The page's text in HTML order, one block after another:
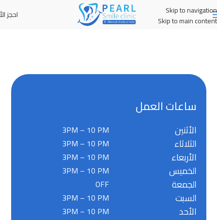
Skip to navigation
Skip to main content
MENU احجز
ساعات العمل
3PM – 10 PM الأثنين
3PM – 10 PM الثلاثاء
3PM – 10 PM الأربعاء
3PM – 10 PM الخميس
OFF الجمعة
3PM – 10 PM السبت
3PM – 10 PM الأحد